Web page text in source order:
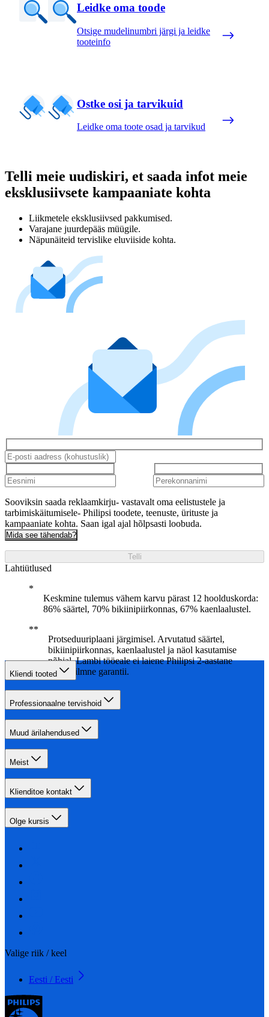
Leidke oma toode
Otsige mudelinumbri järgi ja leidke
tooteinfo
Ostke osi ja tarvikuid
Leidke oma toote osad ja tarvikud
Telli meie uudiskiri, et saada infot meie
eksklusiivsete kampaaniate kohta
Liikmetele eksklusiivsed pakkumised.
Varajane juurdepääs müügile.
Näpunäiteid tervislike eluviiside kohta.
Sooviksin saada reklaamkirju- vastavalt oma eelistustele ja
tarbimiskäitumisele- Philipsi toodete, teenuste, ürituste ja
kampaaniate kohta. Saan igal ajal hõlpsasti loobuda.
Mida see tähendab?
Telli
Lahtiütlused
Keskmine tulemus vähem karvu pärast 12 hoolduskorda:
86% säärtel, 70% bikiinipiirkonnas, 67% kaenlaalustel.
Protseduuriplaani järgimisel. Arvutatud säärtel,
bikiinipiirkonnas, kaenlaalustel ja näol kasutamise
põhjal. Lambi tööeale ei laiene Philipsi 2-aastane
ülemaailmne garantii.
Kliendi tooted
Professionaalne tervishoid
Muud ärilahendused
Meist
Klienditoe kontakt
Olge kursis
Valige riik / keel
Eesti / Eesti